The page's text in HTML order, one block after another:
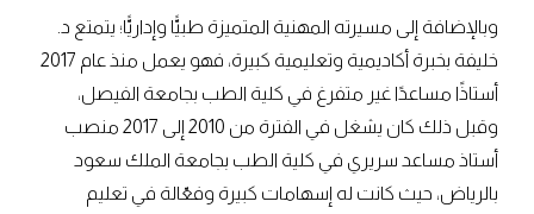
وبالإضافة إلى مسيرته المهنية المتميزة طبيًّا وإداريًّا؛ يتمتع د.
خليفة بخبرة أكاديمية وتعليمية كبيرة، فهو يعمل منذ عام 2017
أستاذًا مساعدًا غير متفرغ في كلية الطب بجامعة الفيصل،
وقبل ذلك كان يشغل في الفترة من 2010 إلى 2017 منصب
أستاذ مساعد سريري في كلية الطب بجامعة الملك سعود
بالرياض، حيث كانت له إسهامات كبيرة وفعّالة في تعليم